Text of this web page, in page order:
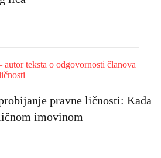
pravne ličnosti: Kada
imovinom